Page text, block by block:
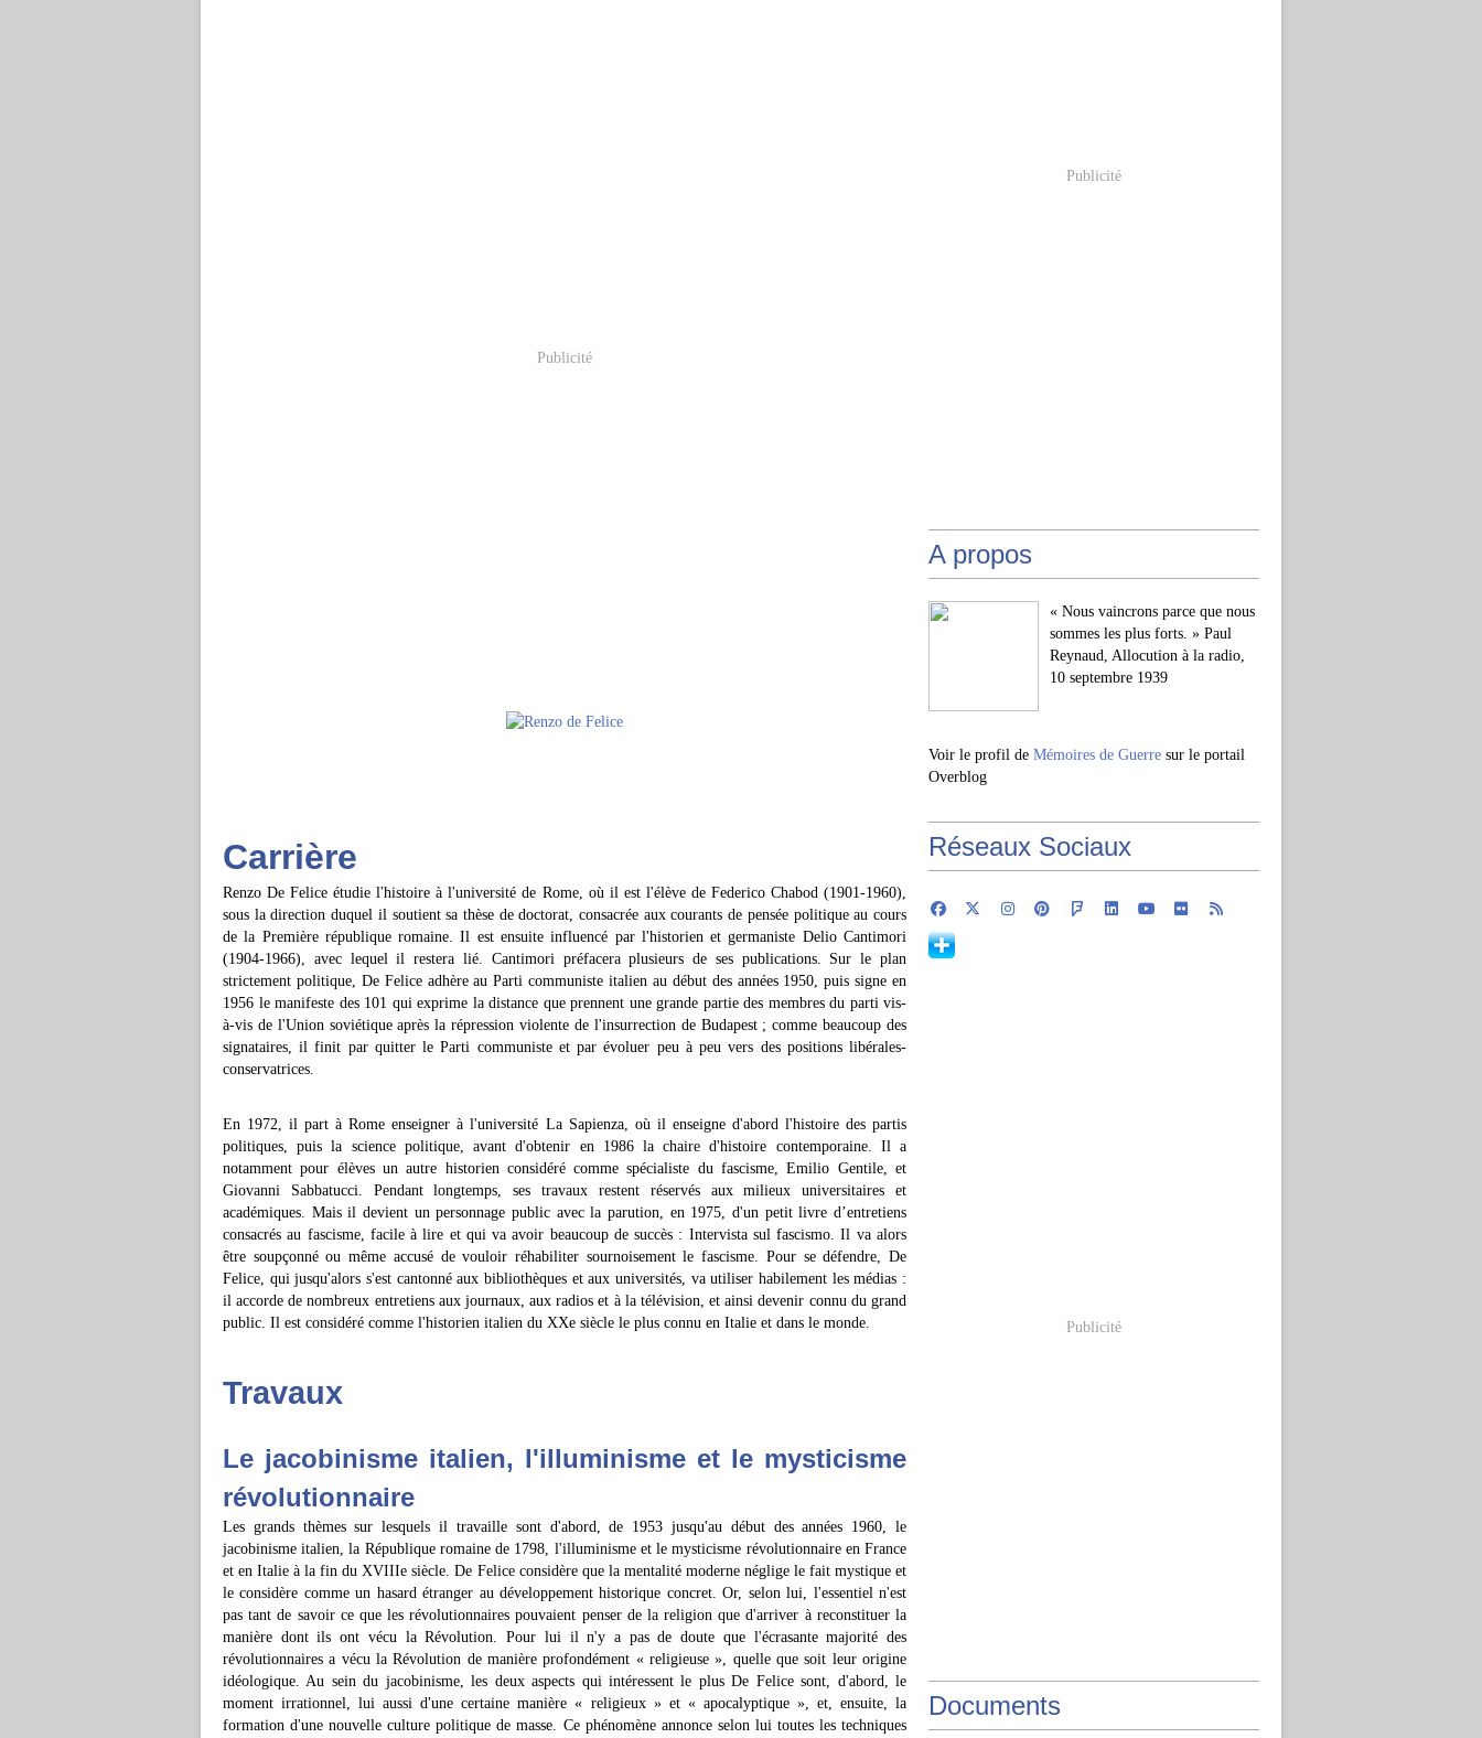
Publicité
Carrière
Renzo De Felice étudie l'histoire à l'université de Rome, où il est l'élève de Federico Chabod (1901-1960),
sous la direction duquel il soutient sa thèse de doctorat, consacrée aux courants de pensée politique au cours
de la Première république romaine. Il est ensuite influencé par l'historien et germaniste Delio Cantimori
(1904-1966), avec lequel il restera lié. Cantimori préfacera plusieurs de ses publications. Sur le plan
strictement politique, De Felice adhère au Parti communiste italien au début des années 1950, puis signe en
1956 le manifeste des 101 qui exprime la distance que prennent une grande partie des membres du parti vis-
à-vis de l'Union soviétique après la répression violente de l'insurrection de Budapest ; comme beaucoup des
signataires, il finit par quitter le Parti communiste et par évoluer peu à peu vers des positions libérales-
conservatrices.
En 1972, il part à Rome enseigner à l'université La Sapienza, où il enseigne d'abord l'histoire des partis
politiques, puis la science politique, avant d'obtenir en 1986 la chaire d'histoire contemporaine. Il a
notamment pour élèves un autre historien considéré comme spécialiste du fascisme, Emilio Gentile, et
Giovanni Sabbatucci. Pendant longtemps, ses travaux restent réservés aux milieux universitaires et
académiques. Mais il devient un personnage public avec la parution, en 1975, d'un petit livre d’entretiens
consacrés au fascisme, facile à lire et qui va avoir beaucoup de succès : Intervista sul fascismo. Il va alors
être soupçonné ou même accusé de vouloir réhabiliter sournoisement le fascisme. Pour se défendre, De
Felice, qui jusqu'alors s'est cantonné aux bibliothèques et aux universités, va utiliser habilement les médias :
il accorde de nombreux entretiens aux journaux, aux radios et à la télévision, et ainsi devenir connu du grand
public. Il est considéré comme l'historien italien du XXe siècle le plus connu en Italie et dans le monde.
Travaux
Le jacobinisme italien, l'illuminisme et le mysticisme
révolutionnaire
Les grands thèmes sur lesquels il travaille sont d'abord, de 1953 jusqu'au début des années 1960, le
jacobinisme italien, la République romaine de 1798, l'illuminisme et le mysticisme révolutionnaire en France
et en Italie à la fin du XVIIIe siècle. De Felice considère que la mentalité moderne néglige le fait mystique et
le considère comme un hasard étranger au développement historique concret. Or, selon lui, l'essentiel n'est
pas tant de savoir ce que les révolutionnaires pouvaient penser de la religion que d'arriver à reconstituer la
manière dont ils ont vécu la Révolution. Pour lui il n'y a pas de doute que l'écrasante majorité des
révolutionnaires a vécu la Révolution de manière profondément « religieuse », quelle que soit leur origine
idéologique. Au sein du jacobinisme, les deux aspects qui intéressent le plus De Felice sont, d'abord, le
moment irrationnel, lui aussi d'une certaine manière « religieux » et « apocalyptique », et, ensuite, la
formation d'une nouvelle culture politique de masse. Ce phénomène annonce selon lui toutes les techniques
Publicité
A propos
« Nous vaincrons parce que nous
sommes les plus forts. » Paul
Reynaud, Allocution à la radio,
10 septembre 1939
Voir le profil de Mémoires de Guerre sur le portail
Overblog
Réseaux Sociaux
Publicité
Documents